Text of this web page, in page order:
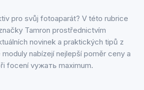
pro svůj fotoaparát? V této rubrice
Tamron prostřednictvím
novinek a praktických tipů z
nabízejí nejlepší poměr ceny a
focení vyжать maximum.